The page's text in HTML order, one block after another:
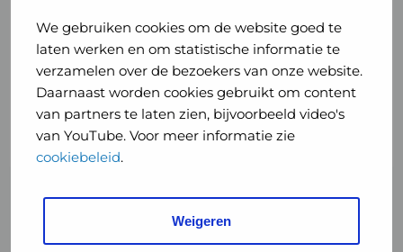
We gebruiken cookies om de website goed te
laten werken en om statistische informatie te
verzamelen over de bezoekers van onze website.
Daarnaast worden cookies gebruikt om content
van partners te laten zien, bijvoorbeeld video's
van YouTube. Voor meer informatie zie
cookiebeleid.
Weigeren
(addendum) Verenigingsbureau GGD
GHOR Nederland
(addendum) Projectenbureau GGD
GHOR Nederland